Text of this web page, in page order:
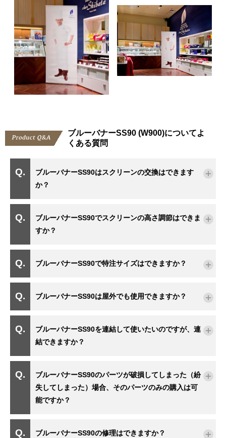
ブルーバナーSS90 (W900)についてよ
くある質問
ブルーバナーSS90はスクリーンの交換はできます
か？
ブルーバナーSS90でスクリーンの高さ調節はできま
すか？
ブルーバナーSS90で特注サイズはできますか？
ブルーバナーSS90は屋外でも使用できますか？
ブルーバナーSS90を連結して使いたいのですが、連
結できますか？
ブルーバナーSS90のパーツが破損してしまった（紛
失してしまった）場合、そのパーツのみの購入は可
能ですか？
ブルーバナーSS90の修理はできますか？